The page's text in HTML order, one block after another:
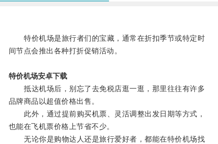
特价机场是旅行者们的宝藏，通常在折扣季节或特定时
间节点会推出各种打折促销活动。
特价机场安卓下载
抵达机场后，别忘了去免税店逛一逛，那里往往有许多
品牌商品以超值价格出售。
此外，通过提前购买机票、灵活调整出发日期等方式，
也能在飞机票价格上节省不少。
无论你是购物达人还是旅行爱好者，都能在特价机场找